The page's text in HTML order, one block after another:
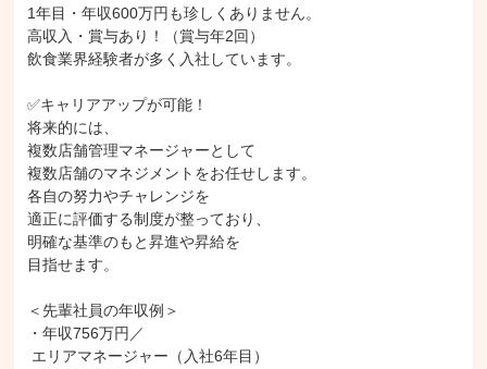
テーブル案内
オーダー取り コース料理配膳
飲み物配膳
テーブル片付け テーブルセッティング
1年目・年収600万円も珍しくありません。
高収入・賞与あり！（賞与年2回）
飲食業界経験者が多く入社しています。
✅キャリアアップが可能！
将来的には、
複数店舗管理マネージャーとして
複数店舗のマネジメントをお任せします。
各自の努力やチャレンジを
適正に評価する制度が整っており、
明確な基準のもと昇進や昇給を
目指せます。
＜先輩社員の年収例＞
・年収756万円／